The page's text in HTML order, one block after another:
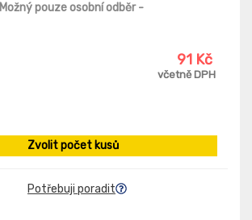
Možný pouze osobní odběr-
91 Kč
včetně DPH
Zvolit počet kusů
Potřebuji poradit